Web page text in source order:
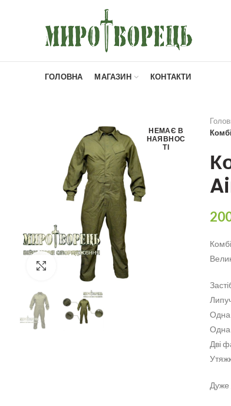
ГОЛОВНА МАГАЗИН КОНТАКТИ
НЕМАЄ В
НАЯВНОС
ТІ
Click to enlarge
Одна
Одна
Дві
Дуже